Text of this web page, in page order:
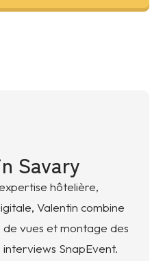
Savary
hôtelière,
Valentin combine
de vues et montage des
SnapEvent.